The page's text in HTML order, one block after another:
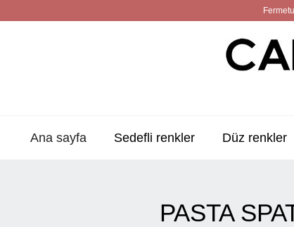
Ana sayfa Sedefli renkler Düz renkler
PASTA